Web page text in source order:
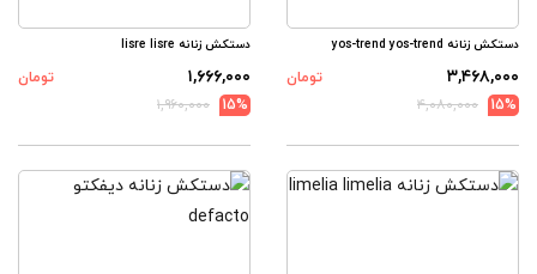
دستکش زنانه yos-trend yos-trend
۳,۴۶۸,۰۰۰
تومان
15%
۴,۰۸۰,۰۰۰
دستکش زنانه lisre lisre
۱,۶۶۶,۰۰۰
تومان
15%
۱,۹۶۰,۰۰۰